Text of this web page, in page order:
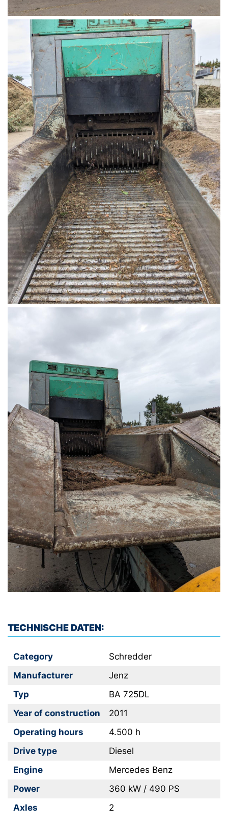
TECHNISCHE DATEN:
Category
Schredder
Manufacturer
Jenz
Typ
BA 725DL
Year of construction
2011
Operating hours
4.500 h
Drive type
Diesel
Engine
Mercedes Benz
Power
360 kW / 490 PS
Axles
2